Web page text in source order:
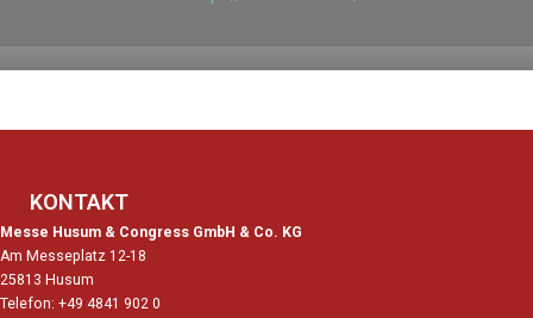
KONTAKT
Messe Husum & Congress GmbH & Co. KG
Am Messeplatz 12-18
25813 Husum
Telefon: +49 4841 902 0